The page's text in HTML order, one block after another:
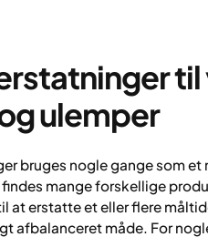
ulemper
bruges nogle gange som
mange forskellige
at erstatte et eller flere
afbalanceret måde. For